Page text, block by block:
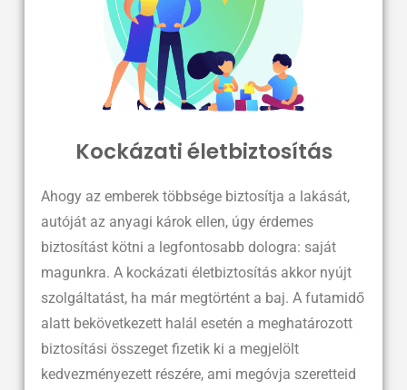
Kockázati életbiztosítás
Ahogy az emberek többsége biztosítja a lakását,
autóját az anyagi károk ellen, úgy érdemes
biztosítást kötni a legfontosabb dologra: saját
magunkra. A kockázati életbiztosítás akkor nyújt
szolgáltatást, ha már megtörtént a baj. A futamidő
alatt bekövetkezett halál esetén a meghatározott
biztosítási összeget fizetik ki a megjelölt
kedvezményezett részére, ami megóvja szeretteid